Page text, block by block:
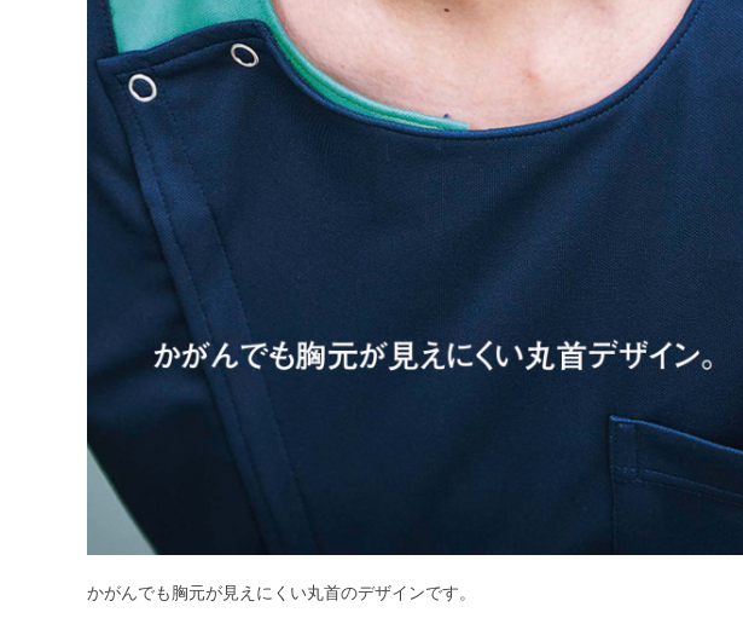
かがんでも胸元が見えにくい丸首のデザインです。